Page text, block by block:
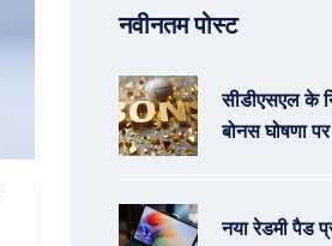
नवीनतम पोस्ट
सीडीएसएल के
बोनस घोषणा
नया रेडमी पैड